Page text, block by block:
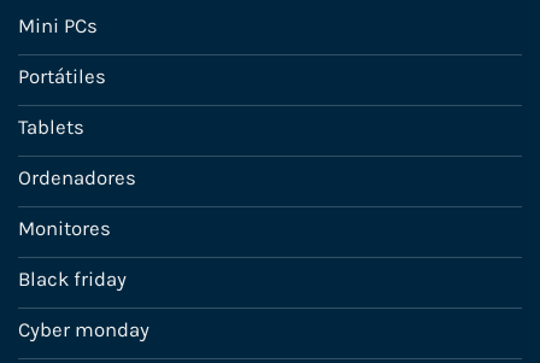
Mini PCs
Portátiles
Tablets
Ordenadores
Monitores
Black friday
Cyber monday